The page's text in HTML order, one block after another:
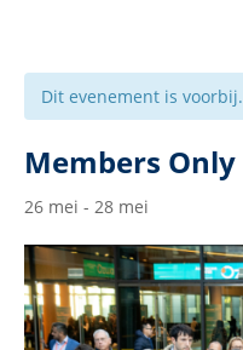
Dit evenement is voorbij.
Members Only
26 mei - 28 mei